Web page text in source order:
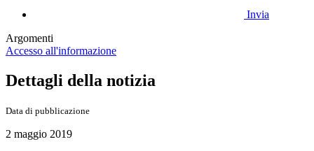
Invia
Argomenti
Accesso all'informazione
Dettagli della notizia
Data di pubblicazione
2 maggio 2019